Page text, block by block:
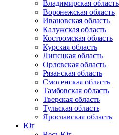
Владимирская область
Воронежская область
Ивановская область
Калужская область
Костромская область
Курская область
Липецкая область
Орловская область
Рязанская область
Смоленская область
Тамбовская область
Тверская область
Тульская область
Ярославская область
Юг